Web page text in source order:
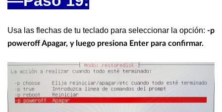
Usa las flechas de tu teclado para seleccionar la opción: -p
poweroff Apagar, y luego presiona Enter para confirmar.